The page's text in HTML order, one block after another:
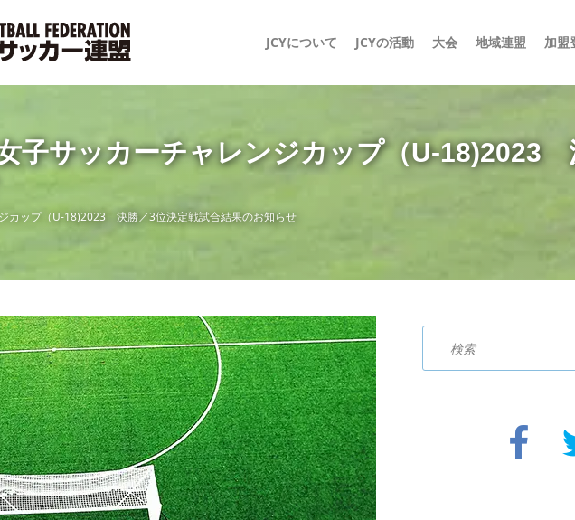
JCYについて JCYの活動 大会 地域連盟 加盟
子サッカーチャレンジカップ（U-18)2023
カップ（U-18)2023 決勝／3位決定戦試合結果のお知らせ